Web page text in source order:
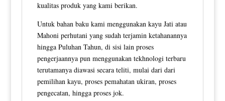
kualitas produk yang kami berikan.
Untuk bahan baku kami menggunakan kayu Jati atau
Mahoni perhutani yang sudah terjamin ketahanannya
hingga Puluhan Tahun, di sisi lain proses
pengerjaannya pun menggunakan tekhnologi terbaru
terutamanya diawasi secara teliti, mulai dari dari
pemilihan kayu, proses pemahatan ukiran, proses
pengecatan, hingga proses jok.